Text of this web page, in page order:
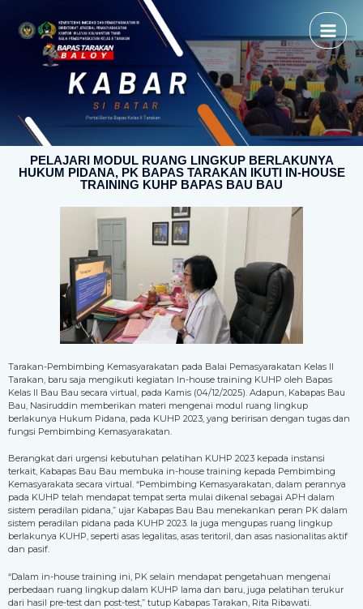
PELAJARI MODUL RUANG LINGKUP BERLAKUNYA
HUKUM PIDANA, PK BAPAS TARAKAN IKUTI IN-HOUSE
TRAINING KUHP BAPAS BAU BAU
Tarakan-Pembimbing Kemasyarakatan pada Balai Pemasyarakatan Kelas II
Tarakan, baru saja mengikuti kegiatan In-house training KUHP oleh Bapas
Kelas II Bau Bau secara virtual, pada Kamis (04/12/2025). Adapun, Kabapas Bau
Bau, Nasiruddin memberikan materi mengenai modul ruang lingkup
berlakunya Hukum Pidana, pada KUHP 2023, yang beririsan dengan tugas dan
fungsi Pembimbing Kemasyarakatan.
Berangkat dari urgensi kebutuhan pelatihan KUHP 2023 kepada instansi
terkait, Kabapas Bau Bau membuka in-house training kepada Pembimbing
Kemasyarakata secara virtual. “Pembimbing Kemasyarakatan, dalam perannya
pada KUHP telah mendapat tempat serta mulai dikenal sebagai APH dalam
sistem peradilan pidana,” ujar Kabapas Bau Bau menekankan peran PK dalam
sistem peradilan pidana pada KUHP 2023. Ia juga mengupas ruang lingkup
berlakunya KUHP, seperti asas legalitas, asas teritoril, dan asas nasionalitas aktif
dan pasif.
“Dalam in-house training ini, PK selain mendapat pengetahuan mengenai
perbedaan ruang lingkup dalam KUHP lama dan baru, juga pelatihan terukur
dari hasil pre-test dan post-test,” tutup Kabapas Tarakan, Rita Ribawati.